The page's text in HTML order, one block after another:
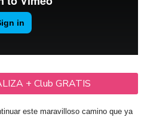
+ Club GRATIS
este maravilloso camino que ya